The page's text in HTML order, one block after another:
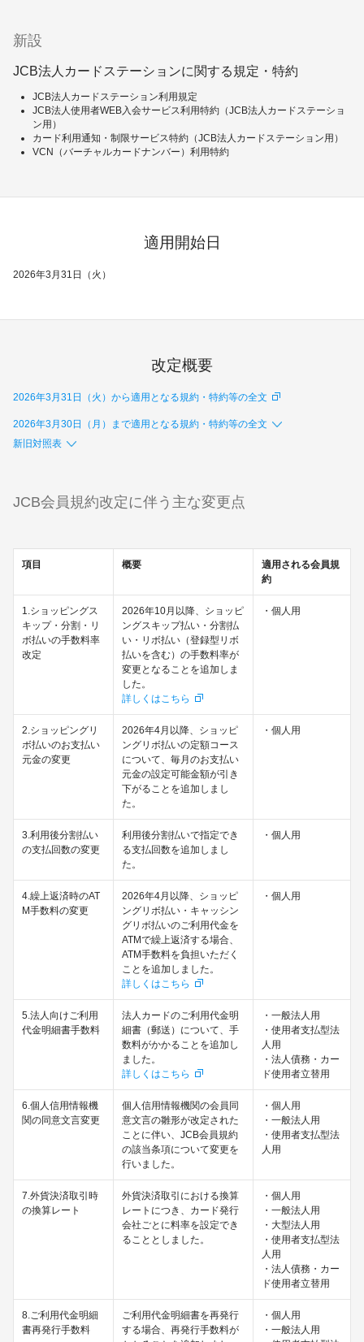
新設
JCB法人カードステーションに関する規定・特約
JCB法人カードステーション利用規定
JCB法人使用者WEB入会サービス利用特約（JCB法人カードステーショ
ン用）
カード利用通知・制限サービス特約（JCB法人カードステーション用）
VCN（バーチャルカードナンバー）利用特約
適用開始日
2026年3月31日（火）
改定概要
2026年3月31日（火）から適用となる規約・特約等の全文
2026年3月30日（月）まで適用となる規約・特約等の全文
新旧対照表
JCB会員規約改定に伴う主な変更点
項目 概要
適用される会員規
約
1.ショッピングス
キップ・分割・リ
ボ払いの手数料率
改定
2026年10月以降、ショッピ
ングスキップ払い・分割払
い・リボ払い（登録型リボ
払いを含む）の手数料率が
変更となることを追加しま
した。
詳しくはこちら
・個人用
2.ショッピングリ
ボ払いのお支払い
元金の変更
2026年4月以降、ショッピ
ングリボ払いの定額コース
について、毎月のお支払い
元金の設定可能金額が引き
下がることを追加しまし
た。
・個人用
3.利用後分割払い
の支払回数の変更
利用後分割払いで指定でき
る支払回数を追加しまし
た。
・個人用
4.繰上返済時のAT
M手数料の変更
2026年4月以降、ショッピ
ングリボ払い・キャッシン
グリボ払いのご利用代金を
ATMで繰上返済する場合、
ATM手数料を負担いただく
ことを追加しました。
詳しくはこちら
・個人用
5.法人向けご利用
代金明細書手数料
法人カードのご利用代金明
細書（郵送）について、手
数料がかかることを追加し
ました。
詳しくはこちら
・一般法人用
・使用者支払型法
人用
・法人債務・カー
ド使用者立替用
6.個人信用情報機
関の同意文言変更
個人信用情報機関の会員同
意文言の雛形が改定された
ことに伴い、JCB会員規約
の該当条項について変更を
行いました。
・個人用
・一般法人用
・使用者支払型法
人用
7.外貨決済取引時
の換算レート
外貨決済取引における換算
レートにつき、カード発行
会社ごとに料率を設定でき
ることとしました。
・個人用
・一般法人用
・大型法人用
・使用者支払型法
人用
・法人債務・カー
ド使用者立替用
8.ご利用代金明細
書再発行手数料
ご利用代金明細書を再発行
する場合、再発行手数料が
・個人用
・一般法人用